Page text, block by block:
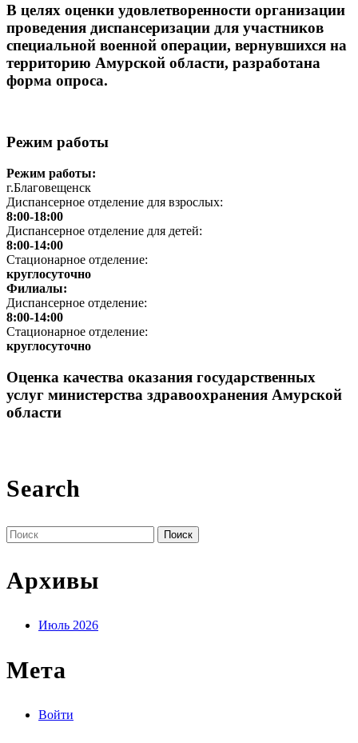
В целях оценки удовлетворенности организации
проведения диспансеризации для участников
специальной военной операции, вернувшихся на
территорию Амурской области, разработана
форма опроса.
Режим работы
Режим работы:
г.Благовещенск
Диспансерное отделение для взрослых:
8:00-18:00
Диспансерное отделение для детей:
8:00-14:00
Стационарное отделение:
круглосуточно
Филиалы:
Диспансерное отделение:
8:00-14:00
Стационарное отделение:
круглосуточно
Оценка качества оказания государственных
услуг министерства здравоохранения Амурской
области
Search
Поиск
по:
Архивы
Июль 2026
Мета
Войти